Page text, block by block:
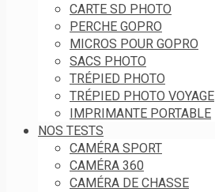
CARTE SD PHOTO
PERCHE GOPRO
MICROS POUR GOPRO
SACS PHOTO
TRÉPIED PHOTO
TRÉPIED PHOTO VOYAGE
IMPRIMANTE PORTABLE
NOS TESTS
CAMÉRA SPORT
CAMÉRA 360
CAMÉRA DE CHASSE